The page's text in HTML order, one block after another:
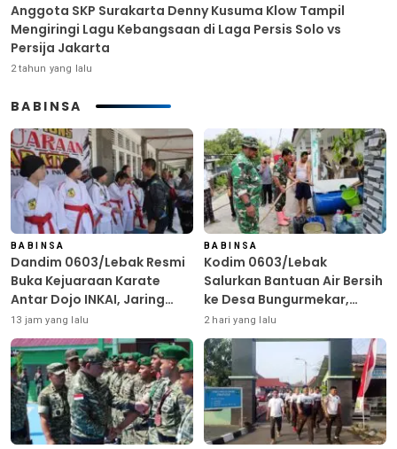
Anggota SKP Surakarta Denny Kusuma Klow Tampil
Mengiringi Lagu Kebangsaan di Laga Persis Solo vs
Persija Jakarta
2 tahun yang lalu
BABINSA
BABINSA
Dandim 0603/Lebak Resmi
Buka Kejuaraan Karate
Antar Dojo INKAI, Jaring
Bibit Atlet Unggul Sambut
HUT ke-81 RI
13 jam yang lalu
BABINSA
Kodim 0603/Lebak
Salurkan Bantuan Air Bersih
ke Desa Bungurmekar,
Ringankan Beban Warga
Terdampak Kemarau
2 hari yang lalu